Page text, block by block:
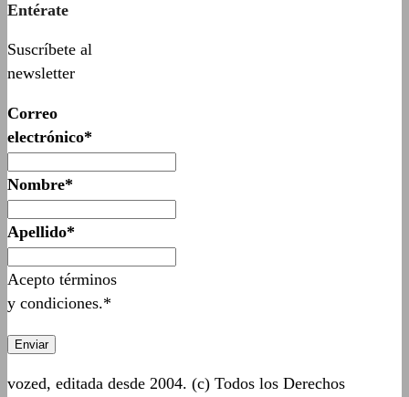
Entérate
Suscríbete al
newsletter
Correo
electrónico*
Nombre*
Apellido*
Acepto términos
y condiciones.*
vozed, editada desde 2004. (c) Todos los Derechos